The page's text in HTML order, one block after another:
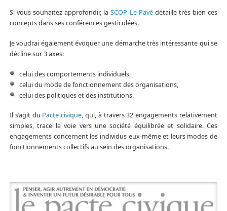
Si vous souhaitez approfondir, laSCOP Le Pavédétaille très bien ces
concepts dans ses conférences gesticulées.
Je voudrai également évoquer une démarche très intéressante qui se
décline sur 3 axes:
celui des comportements individuels,
celui du mode de fonctionnement des organisations,
celui des politiques et des institutions.
Il s’agit du Pacte civique, qui, à travers 32 engagements relativement
simples, trace la voie vers une société équilibrée et solidaire. Ces
engagements concernent les individus eux-même et leurs modes de
fonctionnements collectifs au sein des organisations.